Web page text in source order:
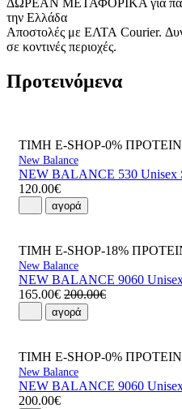
ΔΩΡΕΑΝ ΜΕΤΑΦΟΡΙΚΑ για
την Ελλάδα
Αποστολές με ΕΛΤΑ Courier.
σε κοντινές περιοχές.
Προτεινόμενα
ΤΙΜΗ E-SHOP-0%
New Balance
NEW BALANCE 530 Unisex
120.00€
αγορά
ΤΙΜΗ E-SHOP-18%
New Balance
NEW BALANCE 9060 Unisex
165.00€ 200.00€
αγορά
ΤΙΜΗ E-SHOP-0%
New Balance
NEW BALANCE 9060 Unisex
200.00€